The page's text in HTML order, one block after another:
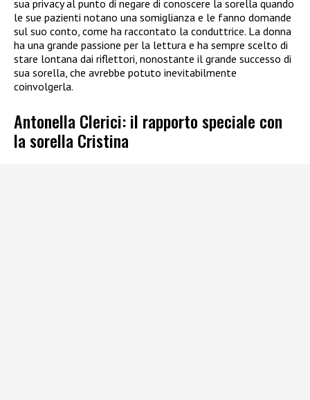
sua privacy al punto di negare di conoscere la sorella quando
le sue pazienti notano una somiglianza e le fanno domande
sul suo conto, come ha raccontato la conduttrice. La donna
ha una grande passione per la lettura e ha sempre scelto di
stare lontana dai riflettori, nonostante il grande successo di
sua sorella, che avrebbe potuto inevitabilmente
coinvolgerla.
Antonella Clerici: il rapporto speciale con
la sorella Cristina